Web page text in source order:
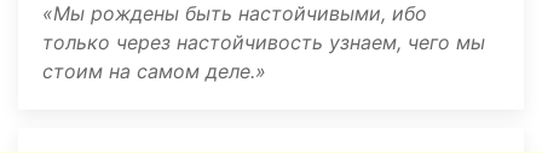
Мы рождены быть настойчивыми, ибо
только через настойчивость узнаем, чего мы
стоим на самом деле.